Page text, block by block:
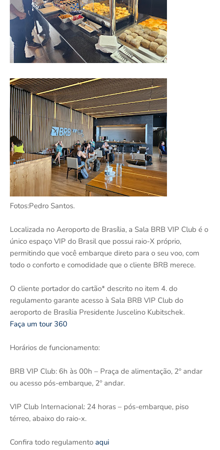
Fotos:Pedro Santos.
Localizada no Aeroporto de Brasília, a Sala BRB VIP Club é o
único espaço VIP do Brasil que possui raio-X próprio,
permitindo que você embarque direto para o seu voo, com
todo o conforto e comodidade que o cliente BRB merece.
O cliente portador do cartão* descrito no item 4. do
regulamento garante acesso à Sala BRB VIP Club do
aeroporto de Brasília Presidente Juscelino Kubitschek.
Faça um tour 360
Horários de funcionamento:
BRB VIP Club: 6h às 00h – Praça de alimentação, 2º andar
ou acesso pós-embarque, 2º andar.
VIP Club Internacional: 24 horas – pós-embarque, piso
térreo, abaixo do raio-x.
Confira todo regulamento aqui